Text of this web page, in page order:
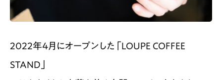
2022年4月にオープンした「LOUPE COFFEE
STAND」